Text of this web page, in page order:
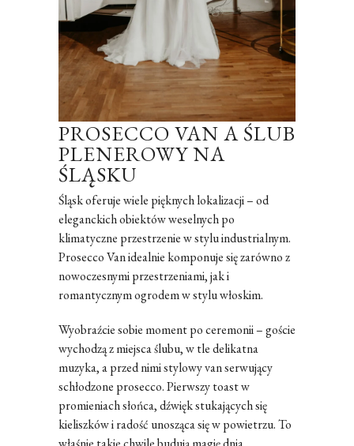
PROSECCO VAN A ŚLUB
PLENEROWY NA
ŚLĄSKU
Śląsk oferuje wiele pięknych lokalizacji – od
eleganckich obiektów weselnych po
klimatyczne przestrzenie w stylu industrialnym.
Prosecco Van idealnie komponuje się zarówno z
nowoczesnymi przestrzeniami, jak i
romantycznym ogrodem w stylu włoskim.
Wyobraźcie sobie moment po ceremonii – goście
wychodzą z miejsca ślubu, w tle delikatna
muzyka, a przed nimi stylowy van serwujący
schłodzone prosecco. Pierwszy toast w
promieniach słońca, dźwięk stukających się
kieliszków i radość unosząca się w powietrzu. To